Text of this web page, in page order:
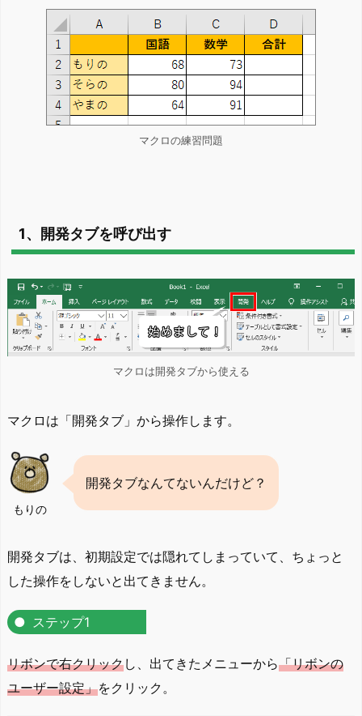
マクロの練習問題
1、開発タブを呼び出す
マクロは開発タブから使える
マクロは「開発タブ」から操作します。
もりの
開発タブなんてないんだけど？
開発タブは、初期設定では隠れてしまっていて、ちょっと
した操作をしないと出てきません。
ステップ1
リボンで右クリックし、出てきたメニューから「リボンの
ユーザー設定」をクリック。